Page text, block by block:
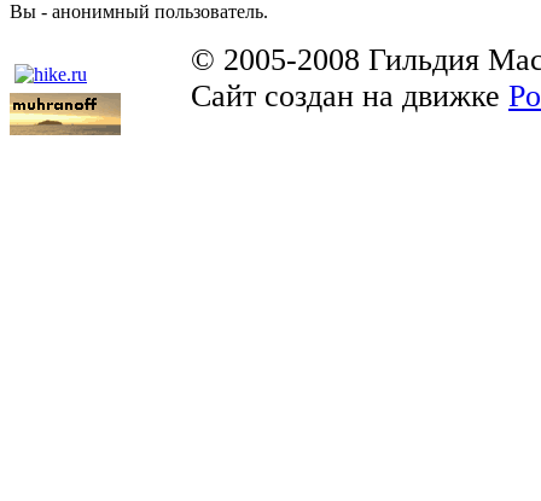
Вы - анонимный пользователь.
© 2005-2008 Гильдия
Сайт создан на движке